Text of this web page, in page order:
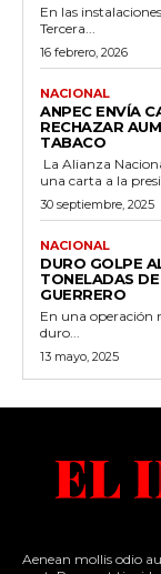
En las
Tercera...
16 febrero, 2026
NACIONAL
ANPEC ENVÍA
RECHAZAR
TABACO
La Alianza
una carta a la
30 septiembre, 2025
NACIONAL
DURO GOLPE
TONELADAS
GUERRERO
En una operación
duro...
13 mayo, 2025
Aenean mollis odio